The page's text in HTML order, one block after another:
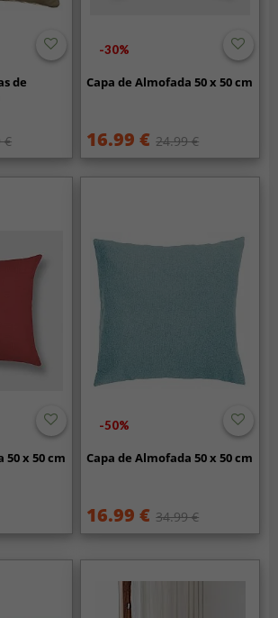
de
€
-30%
Capa de Almofada 50 x 50 cm
16.99 € 24.99 €
50 x 50 cm
-50%
Capa de Almofada 50 x 50 cm
16.99 € 34.99 €